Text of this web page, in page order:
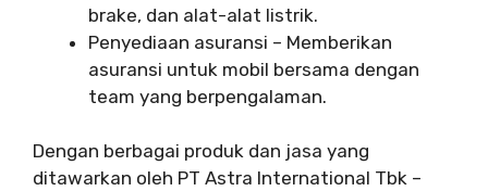
brake, dan alat-alat listrik.
Penyediaan asuransi – Memberikan
asuransi untuk mobil bersama dengan
team yang berpengalaman.
Dengan berbagai produk dan jasa yang
ditawarkan oleh PT Astra International Tbk –